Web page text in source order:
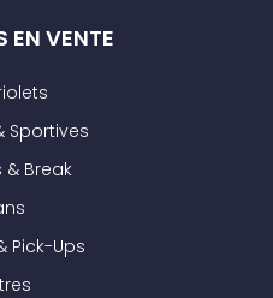
EN VENTE
Sportives
& Break
Pick-Ups